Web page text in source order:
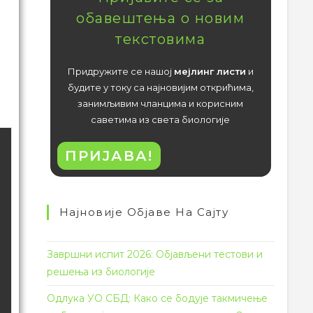
обавештења о новим
текстовима
Придружите се нашој мејлинг листи и
будите у току са најновијим открићима,
занимљивим чланцима и корисним
саветима из света биологије
ПРИЈАВА!
Најновије Објаве На Сајту
Завршни испит 2026: Објављени тестови и
решења из биологије
Одлука УО СБД: Како се бодује такмичење